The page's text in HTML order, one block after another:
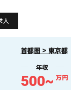
人
首都圏 > 東京都
年収
500~ 万円